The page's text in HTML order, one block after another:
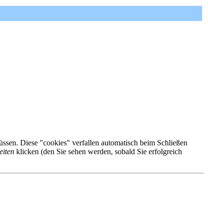
Diese "cookies" verfallen automatisch beim Schließen
klicken (den Sie sehen werden, sobald Sie erfolgreich